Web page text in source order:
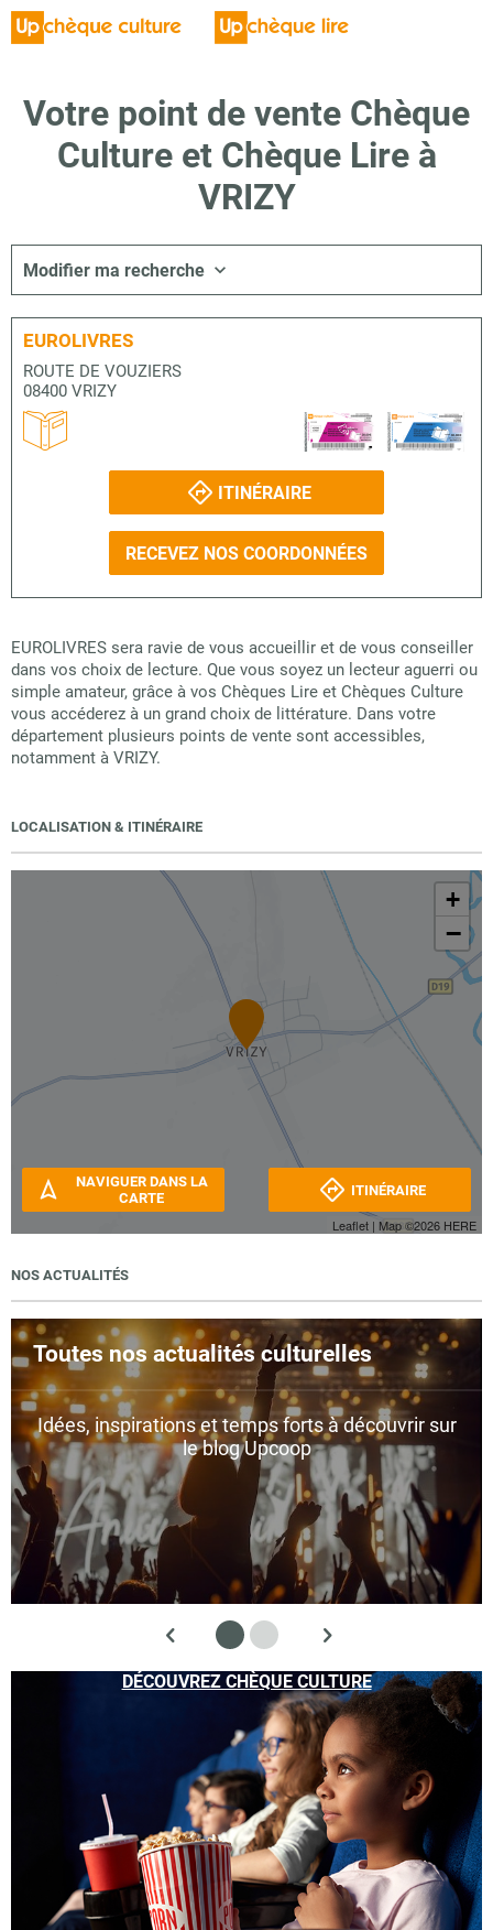
Votre point de vente Chèque
Culture et Chèque Lire à
VRIZY
Modifier ma recherche
EUROLIVRES
ROUTE DE VOUZIERS
08400 VRIZY
ITINÉRAIRE
RECEVEZ NOS COORDONNÉES
EUROLIVRES sera ravie de vous accueillir et de vous conseiller
dans vos choix de lecture. Que vous soyez un lecteur aguerri ou
simple amateur, grâce à vos Chèques Lire et Chèques Culture
vous accéderez à un grand choix de littérature. Dans votre
département plusieurs points de vente sont accessibles,
notamment à VRIZY.
LOCALISATION & ITINÉRAIRE
+
−
Leaflet | Map ©2026 HERE
NAVIGUER DANS LA
CARTE
ITINÉRAIRE
NOS ACTUALITÉS
Toutes nos actualités culturelles
Idées, inspirations et temps forts à découvrir sur
le blog Upcoop
DÉCOUVREZ CHÈQUE CULTURE